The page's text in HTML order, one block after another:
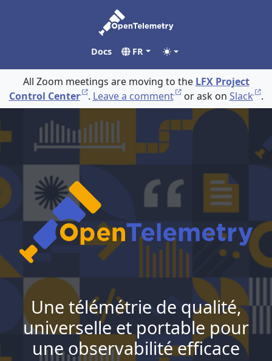
Docs FR
All Zoom meetings are moving to the LFX Project
Control Center . Leave a comment or ask on Slack .
Une télémétrie de qualité,
universelle et portable pour
une observabilité efficace